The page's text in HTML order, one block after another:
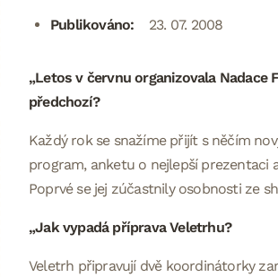
Publikováno: 23. 07. 2008
„Letos v červnu organizovala
předchozí?
Každý rok se snažíme přijít s něčím
program, anketu o nejlepší prezentaci
Poprvé se jej zúčastnily osobnosti ze
„Jak vypadá příprava Veletrhu?
Veletrh připravují dvě koordinátorky